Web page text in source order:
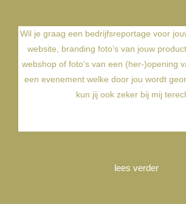
Wil je graag een bedrijfsreportage voor
website, branding foto’s van jouw
webshop of foto’s van een (her-)opening
een evenement welke door jou wordt
kun jij ook zeker bij mij
lees verder